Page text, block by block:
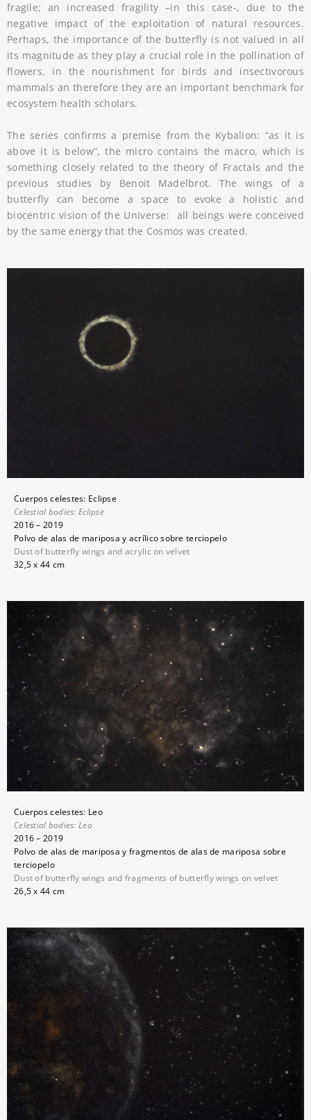
fragile; an increased fragility –in this case-, due to the
negative impact of the exploitation of natural resources.
Perhaps, the importance of the butterfly is not valued in all
its magnitude as they play a crucial role in the pollination of
flowers, in the nourishment for birds and insectivorous
mammals an therefore they are an important benchmark for
ecosystem health scholars.
The series confirms a premise from the Kybalion: “as it is
above it is below”, the micro contains the macro, which is
something closely related to the theory of Fractals and the
previous studies by Benoit Madelbrot. The wings of a
butterfly can become a space to evoke a holistic and
biocentric vision of the Universe: all beings were conceived
by the same energy that the Cosmos was created.
Cuerpos celestes: Eclipse
Celestial bodies: Eclipse
2016 – 2019
Polvo de alas de mariposa y acrílico sobre terciopelo
Dust of butterfly wings and acrylic on velvet
32,5 x 44 cm
Cuerpos celestes: Leo
Celestial bodies:Leo
2016 – 2019
Polvo de alas de mariposa y fragmentos de alas de mariposa sobre
terciopelo
Dust of butterfly wings and fragments of butterfly wings on velvet
26,5 x 44 cm